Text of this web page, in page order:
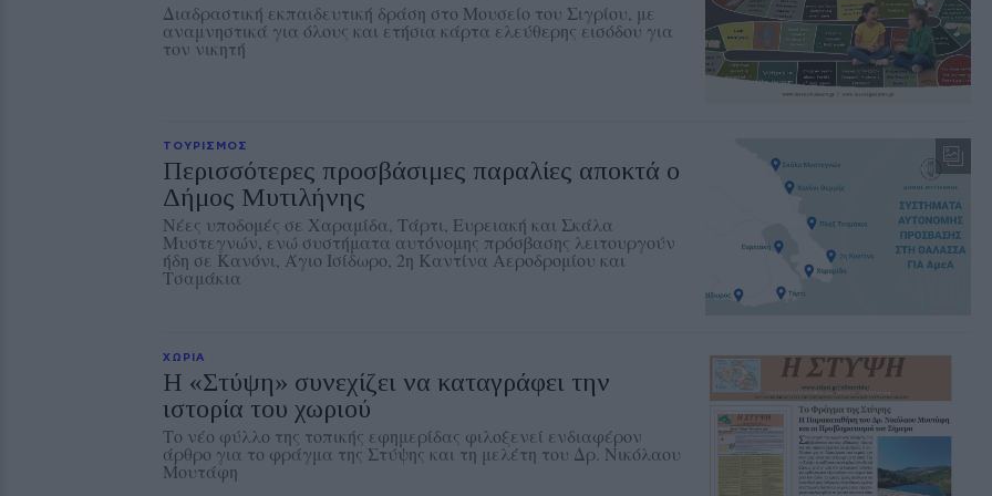
Διαδραστική εκπαιδευτική δράση στο Μουσείο του Σιγρίου, με
αναμνηστικά για όλους και ετήσια κάρτα ελεύθερης εισόδου για
τον νικητή
ΤΟΥΡΙΣΜΟΣ
Περισσότερες προσβάσιμες παραλίες αποκτά ο
Δήμος Μυτιλήνης
Νέες υποδομές σε Χαραμίδα, Τάρτι, Ευρειακή και Σκάλα
Μυστεγνών, ενώ συστήματα αυτόνομης πρόσβασης λειτουργούν
ήδη σε Κανόνι, Άγιο Ισίδωρο, 2η Καντίνα Αεροδρομίου και
Τσαμάκια
ΧΩΡΙΑ
Η «Στύψη» συνεχίζει να καταγράφει την
ιστορία του χωριού
Το νέο φύλλο της τοπικής εφημερίδας φιλοξενεί ενδιαφέρον
άρθρο για το φράγμα της Στύψης και τη μελέτη του Δρ. Νικόλαου
Μουτάφη